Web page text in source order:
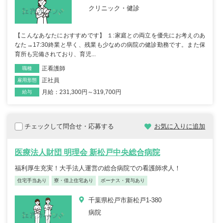
クリニック・健診
【こんなあなたにおすすめです】 １:家庭との両立を優先にお考えのあ
なた→17:30終業と早く、残業も少なめの病院の健診勤務です。また保
育所も完備されており、育児...
職種 正看護師
雇用形態 正社員
給与 月給：231,300円～319,700円
チェックして問合せ・応募する お気に入りに追加
医療法人財団 明理会 新松戸中央総合病院
福利厚生充実！大手法人運営の総合病院での看護師求人！
住宅手当あり 寮・借上住宅あり ボーナス・賞与あり
千葉県松戸市新松戸1-380
病院